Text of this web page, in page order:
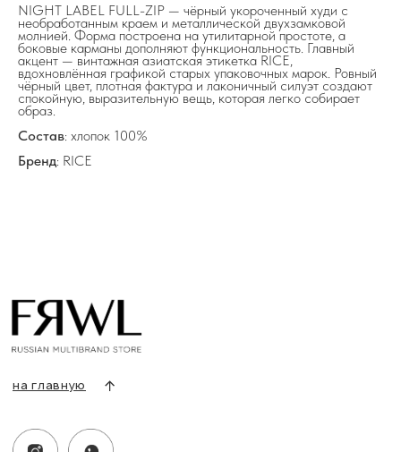
NIGHT LABEL FULL-ZIP — чёрный укороченный худи с
необработанным краем и металлической двухзамковой
молнией. Форма построена на утилитарной простоте, а
боковые карманы дополняют функциональность. Главный
акцент — винтажная азиатская этикетка RICE,
вдохновлённая графикой старых упаковочных марок. Ровный
чёрный цвет, плотная фактура и лаконичный силуэт создают
спокойную, выразительную вещь, которая легко собирает
образ.
Состав: хлопок 100%
Бренд: RICE
Разделы сайта
Все товары
Информация
Адрес:
г. Казань, ул. Проспект Победы, 141 ТЦ МЕГА
info@frwl.store
+7 919 690-30-30